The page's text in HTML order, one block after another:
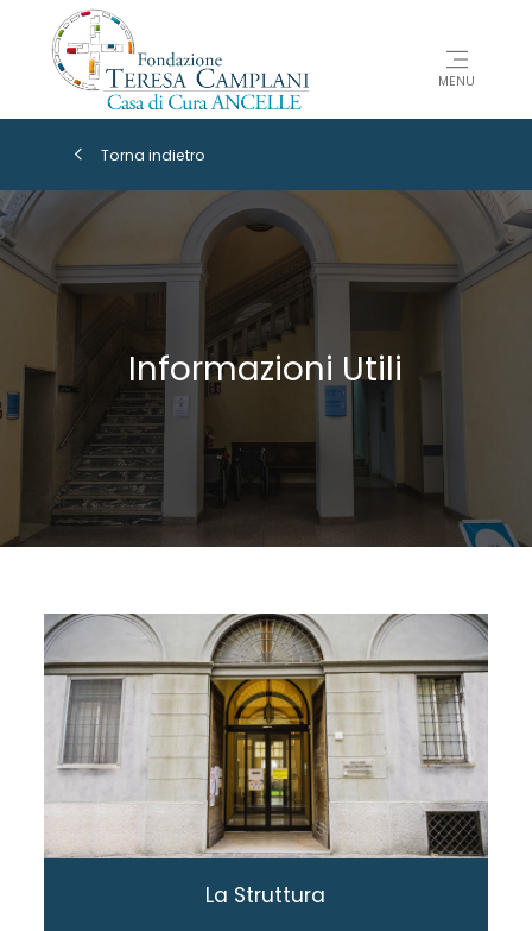
MENU
Torna indietro
Informazioni Utili
La Struttura